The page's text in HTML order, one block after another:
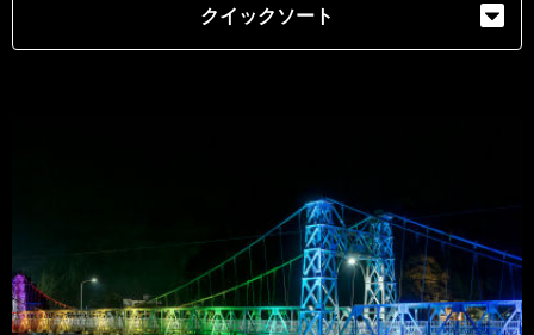
クイックソート